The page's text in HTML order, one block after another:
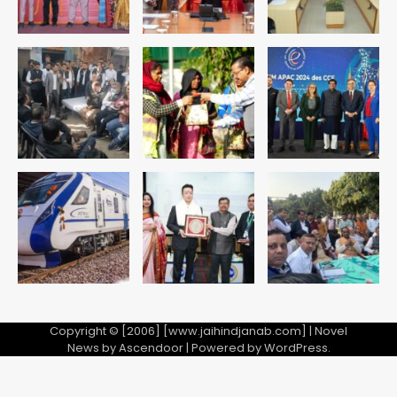
Copyright © [2006] [www.jaihindjanab.com] | Novel
News byAscendoor| Powered byWordPress.